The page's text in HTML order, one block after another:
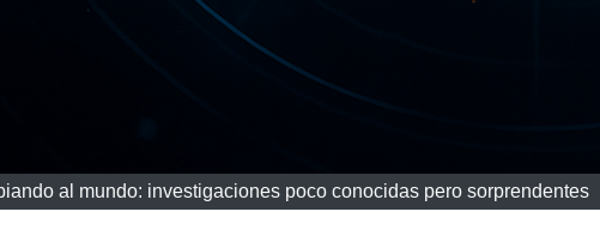
al mundo: investigaciones poco conocidas pero sorprendentes